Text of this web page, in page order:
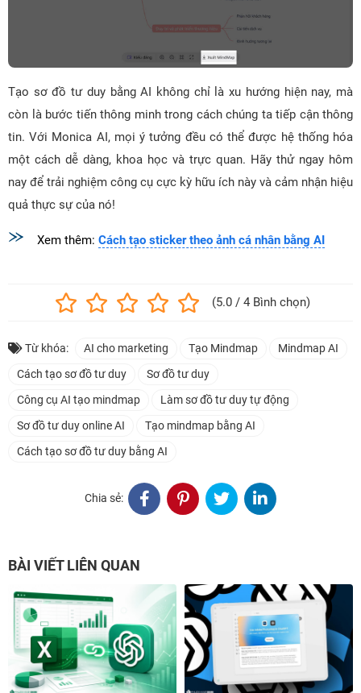
Tạo sơ đồ tư duy bằng AI không chỉ là xu hướng hiện nay, mà
còn là bước tiến thông minh trong cách chúng ta tiếp cận thông
tin. Với Monica AI, mọi ý tưởng đều có thể được hệ thống hóa
một cách dễ dàng, khoa học và trực quan. Hãy thử ngay hôm
nay để trải nghiệm công cụ cực kỳ hữu ích này và cảm nhận hiệu
quả thực sự của nó!
Xem thêm: Cách tạo sticker theo ảnh cá nhân bằng AI
(5.0 / 4 Bình chọn)
Từ khóa: AI cho marketing Tạo Mindmap
Mindmap AI
Cách tạo sơ đồ tư duy
Sơ đồ tư duy
Công cụ AI tạo mindmap
Làm sơ đồ tư duy tự động
Sơ đồ tư duy online AI
Tạo mindmap bằng AI
Cách tạo sơ đồ tư duy bằng AI
Chia sẻ:
BÀI VIẾT LIÊN QUAN